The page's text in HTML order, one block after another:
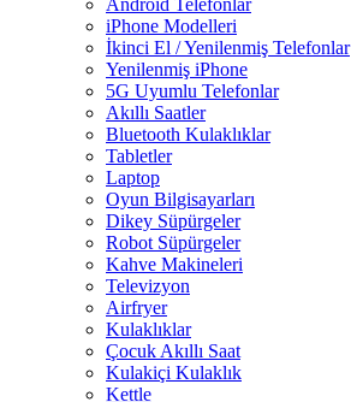
iPhone Modelleri
İkinci El / Yenilenmiş Telefonlar
Yenilenmiş iPhone
5G Uyumlu Telefonlar
Akıllı Saatler
Bluetooth Kulaklıklar
Tabletler
Laptop
Oyun Bilgisayarları
Dikey Süpürgeler
Robot Süpürgeler
Kahve Makineleri
Televizyon
Airfryer
Kulaklıklar
Çocuk Akıllı Saat
Kulakiçi Kulaklık
Kettle